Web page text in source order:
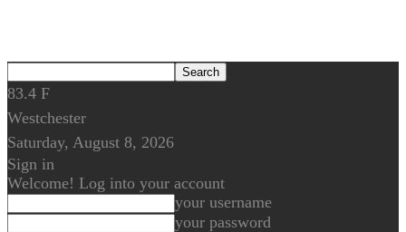
83.4 F
Westchester
Saturday, August 8, 2026
Sign in
Welcome! Log into your account
your username
your password